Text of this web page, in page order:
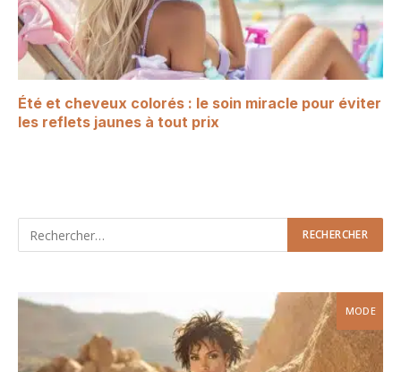
Été et cheveux colorés : le soin miracle pour éviter
les reflets jaunes à tout prix
MODE